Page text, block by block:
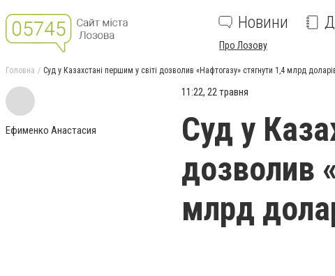
Новини
Про Лозову
Головна Суд у Казахстані першим у світі дозволив «Нафтогазу» стягнути 1,4 млрд
Ефименко Анастасия
11:22, 22 травня
Суд у
дозволив
млрд